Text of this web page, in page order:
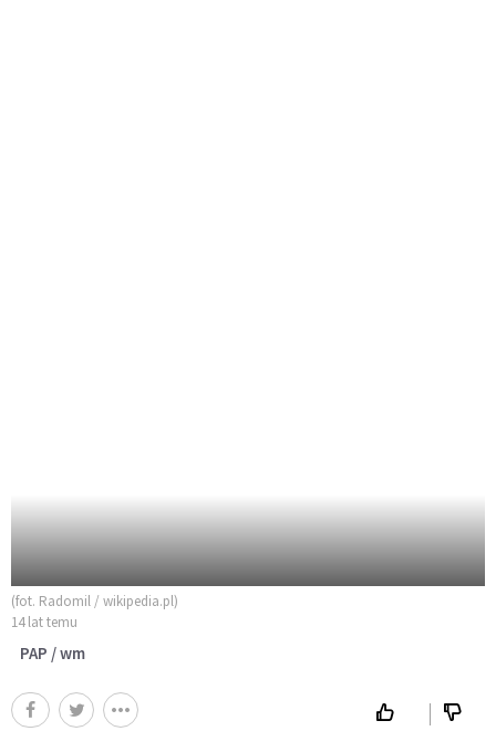
(fot. Radomil / wikipedia.pl)
14 lat temu
PAP / wm